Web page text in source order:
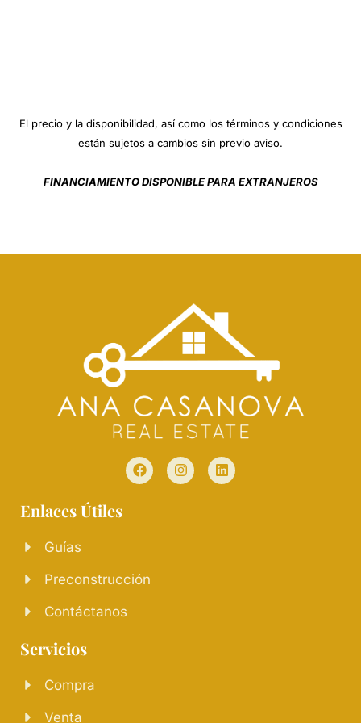
El precio y la disponibilidad, así como los términos y condiciones
están sujetos a cambios sin previo aviso.
FINANCIAMIENTO DISPONIBLE PARA EXTRANJEROS
Enlaces Útiles
Guías
Preconstrucción
Contáctanos
Servicios
Compra
Venta